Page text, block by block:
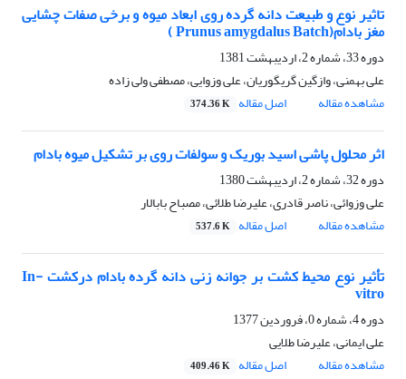
تاثیر نوع و طبیعت دانه گرده روی ابعاد میوه و برخی صفات چشایی
مغز بادام(Prunus amygdalus Batch )
دوره 33، شماره 2، اردیبهشت 1381
علی بهمنی، وازگین گریگوریان، علی وزوایی، مصطفی ولی زاده
مشاهده مقاله
اصل مقاله 374.36 K
اثر محلول پاشی اسید بوریک و سولفات روی بر تشکیل میوه بادام
دوره 32، شماره 2، اردیبهشت 1380
علی وزوائی، ناصر قادری، علیرضا طلائی، مصباح بابالار
مشاهده مقاله
اصل مقاله 537.6 K
تأثیر نوع محیط کشت بر جوانه زنی دانه گرده بادام درکشت In-
vitro
دوره 4، شماره 0، فروردین 1377
علی ایمانی، علیرضا طلایی
مشاهده مقاله
اصل مقاله 409.46 K